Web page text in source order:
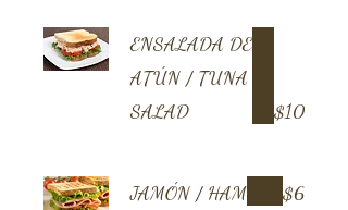
ENSALADA DE
ATÚN / TUNA
SALAD
$10
JAMÓN / HAM $6